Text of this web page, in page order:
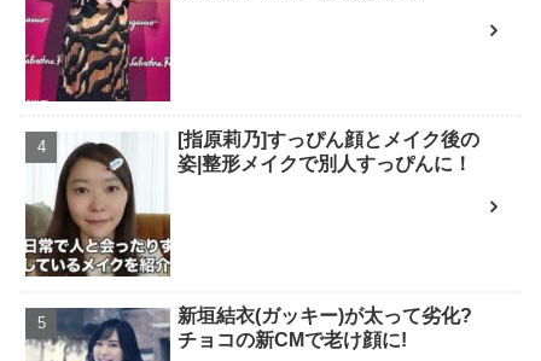
[指原莉乃]すっぴん顔とメイク後の
姿|整形メイクで別人すっぴんに！
新垣結衣(ガッキー)が太って劣化?
チョコの新CMで老け顔に!